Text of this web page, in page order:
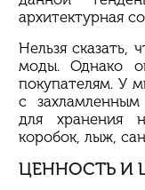
архитектурная
Нельзя сказать,
моды. Однако
покупателям. У
с
для хранения
коробок, лыж,
ЦЕННОСТЬ И